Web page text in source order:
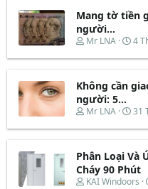
Mang tờ tiền
người...
T
r
a
d
s
a
t
e
r
Mr LNA
N
à
b
t
ầ
4
Không cần
người: 5...
T
r
a
d
s
Mr LNA
N
à
b
ắ
t
31
Phân Loại Và
Cháy 90 Phút
T
KAI Windoors